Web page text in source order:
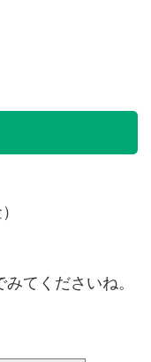
てくださいね。